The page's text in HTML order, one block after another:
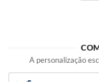
A personalização